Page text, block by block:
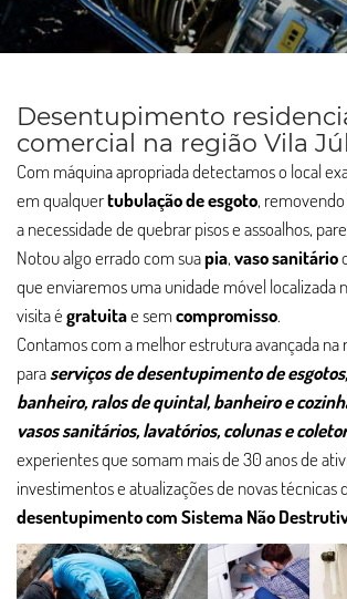
Desentupimento
comercial na região Vila
Com máquina apropriada detectamos o local
em qualquertubulação de esgoto,
a necessidade de quebrar pisos e assoalhos,
Notou algo errado com suapia,vaso sanitário
que enviaremos uma unidade móvel localizada
visita égratuitae semcompromisso.
Contamos com a melhor estrutura avançada na
paraserviços de desentupimento de
banheiro, ralos de quintal, banheiro e
vasos sanitários, lavatórios, colunas e
experientes que somam mais de 30 anos de
investimentos e atualizações de novas técnicas
desentupimento com Sistema Não